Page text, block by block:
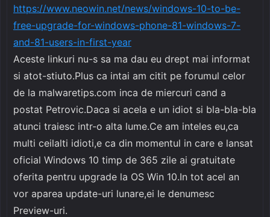
https://www.neowin.net/news/windows-10-to-be-
free-upgrade-for-windows-phone-81-windows-7-
and-81-users-in-first-year
Aceste linkuri nu-s sa ma dau eu drept mai informat
si atot-stiuto.Plus ca intai am citit pe forumul celor
de la malwaretips.com inca de miercuri cand a
postat Petrovic.Daca si acela e un idiot si bla-bla-bla
atunci traiesc intr-o alta lume.Ce am inteles eu,ca
multi ceilalti idioti,e ca din momentul in care e lansat
oficial Windows 10 timp de 365 zile ai gratuitate
oferita pentru upgrade la OS Win 10.In tot acel an
vor aparea update-uri lunare,ei le denumesc
Preview-uri.